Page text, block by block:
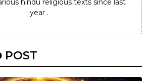
hindu religious texts since last
year .
POST